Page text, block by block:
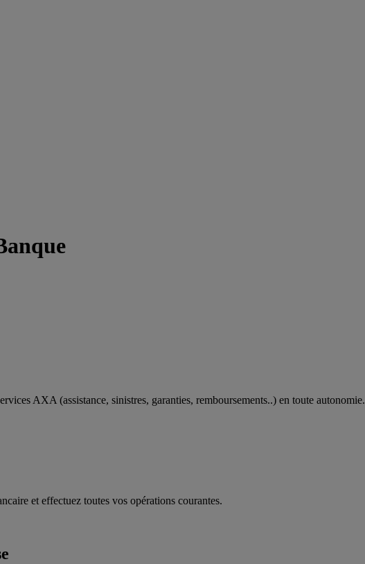
AXA (assistance, sinistres, garanties, remboursements..) en toute autonomie.
et effectuez toutes vos opérations courantes.